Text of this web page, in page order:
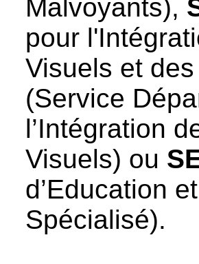
Malvoyants),
pour
Visuels et
(Service
l’Intégration
Visuels) ou
d’Education
Spécialisé).